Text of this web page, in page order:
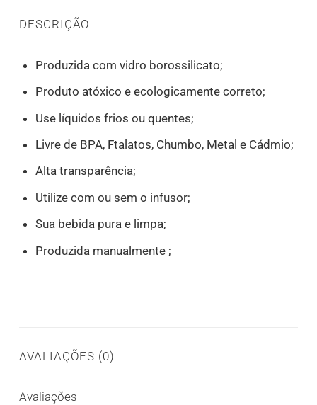
DESCRIÇÃO
Produzida com vidro borossilicato;
Produto atóxico e ecologicamente correto;
Use líquidos frios ou quentes;
Livre de BPA, Ftalatos, Chumbo, Metal e Cádmio;
Alta transparência;
Utilize com ou sem o infusor;
Sua bebida pura e limpa;
Produzida manualmente ;
AVALIAÇÕES (0)
Avaliações